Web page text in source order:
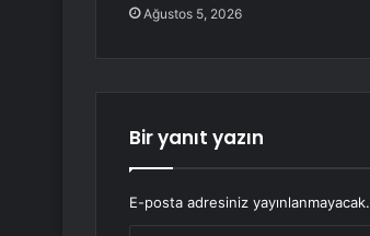
Ağustos 5, 2026
Bir yanıt yazın
E-posta adresiniz yayınlanmayacak.